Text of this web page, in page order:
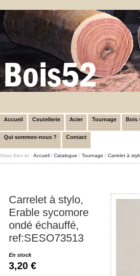
Accueil Coutellerie Acier Tournage Bois
Qui sommes-nous ? Contact
Vous êtes ici : Accueil / Catalogue / Tournage / Carrelet à
Carrelet à stylo,
Erable sycomore
ondé échauffé,
ref:SESO73513
En stock
3,20 €